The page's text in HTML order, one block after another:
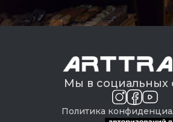
Мы в социальных
Политика